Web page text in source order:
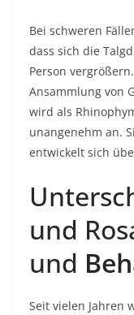
Bei schweren
dass sich die
Person
Ansammlung von
wird als
unangenehm an.
entwickelt sich
und
und
Seit vielen Jahren